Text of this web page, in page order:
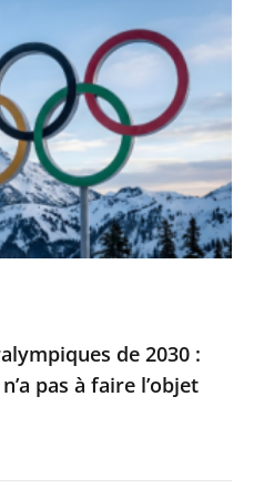
de 2030 :
pas à faire l’objet